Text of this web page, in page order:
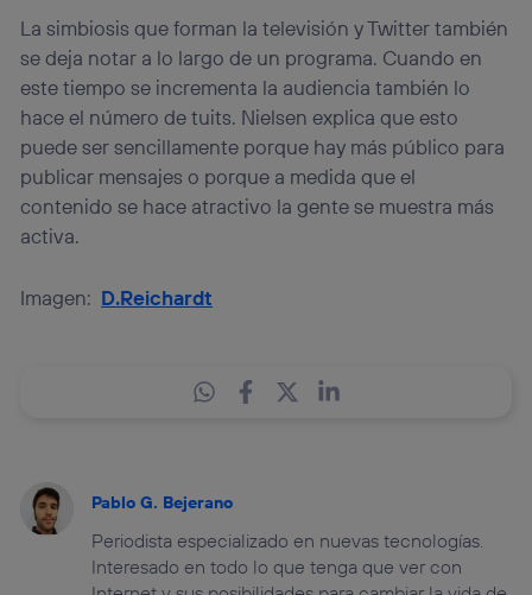
La simbiosis que forman la televisión y Twitter también
se deja notar a lo largo de un programa. Cuando en
este tiempo se incrementa la audiencia también lo
hace el número de tuits. Nielsen explica que esto
puede ser sencillamente porque hay más público para
publicar mensajes o porque a medida que el
contenido se hace atractivo la gente se muestra más
activa.
Imagen: D.Reichardt
Pablo G. Bejerano
Periodista especializado en nuevas tecnologías.
Interesado en todo lo que tenga que ver con